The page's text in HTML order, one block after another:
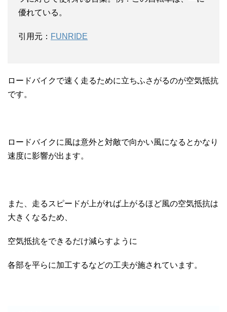
優れている。
引用元： FUNRIDE
ロードバイクで速く走るために立ちふさがるのが空気抵抗
です。
ロードバイクに風は意外と対敵で向かい風になるとかなり
速度に影響が出ます。
また、走るスピードが上がれば上がるほど風の空気抵抗は
大きくなるため、
空気抵抗をできるだけ減らすように
各部を平らに加工するなどの工夫が施されています。